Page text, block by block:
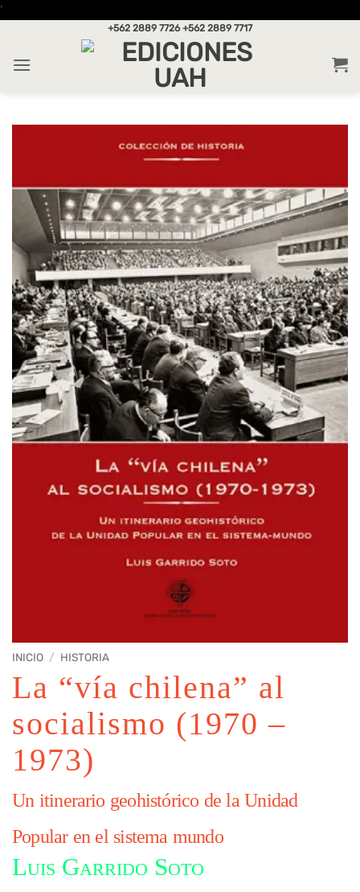
'Saltar
+562 2889 7726 +562 2889 7717
INICIO / HISTORIA
La “vía chilena” al
socialismo (1970 –
1973)
Un itinerario geohistórico de la Unidad
Popular en el sistema mundo
Luis Garrido Soto